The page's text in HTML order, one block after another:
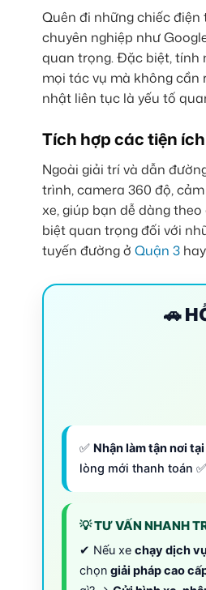
Quên đi những chiếc
chuyên nghiệp như
quan trọng. Đặc biệt, tính
mọi tác vụ mà không cần
nhật liên tục là yếu tố
Tích hợp các tiện
Ngoài giải trí và dẫn
trình, camera 360 độ,
xe, giúp bạn dễ dàng
biệt quan trọng đối với
tuyến đường ở Quận 3
🚗
✅ Nhận làm tận nơi
lòng mới thanh toán
💡 TƯ VẤN NHANH
✔ Nếu xe chạy dịch
chọn giải pháp cao